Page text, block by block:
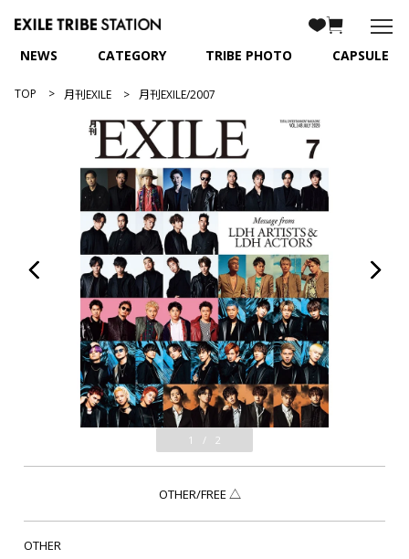
NEWS CATEGORY TRIBE PHOTO CAPSULE
TOP 月刊EXILE 月刊EXILE/2007
1 / 2
OTHER/FREE △
OTHER